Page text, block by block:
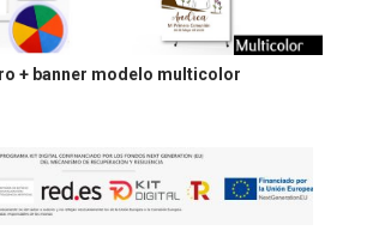
+ banner modelo multicolor